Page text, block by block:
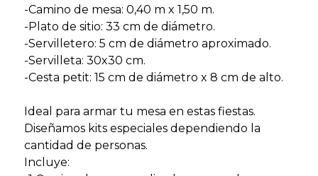
-Camino de mesa: 0,40 m x 1,50 m.
-Plato de sitio: 33 cm de diámetro.
-Servilletero: 5 cm de diámetro aproximado.
-Servilleta: 30x30 cm.
-Cesta petit: 15 cm de diámetro x 8 cm de alto.
Ideal para armar tu mesa en estas fiestas.
Diseñamos kits especiales dependiendo la
cantidad de personas.
Incluye: